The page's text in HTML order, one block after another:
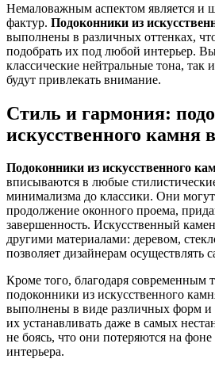
Немаловажным аспектом является и
фактур. Подоконники из
выполнены в различных оттенках,
подобрать их под любой интерьер.
классические нейтральные тона, так
будут привлекать внимание.
Стиль и гармония:
искусственного камня
Подоконники из искусственного
вписываются в любые
минимализма до классики. Они могут
продолжение оконного проема,
завершенность. Искусственный
другими материалами: деревом,
позволяет дизайнерам осуществлять
Кроме того, благодаря современным
подоконники из искусственного
выполнены в виде различных форм и
их устанавливать даже в самых
не боясь, что они потеряются на
интерьера.